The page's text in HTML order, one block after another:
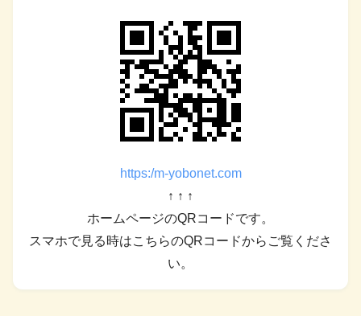
https:/m-yobonet.com
↑ ↑ ↑
ホームページのQRコードです。
スマホで見る時はこちらのQRコードからご覧くださ
い。